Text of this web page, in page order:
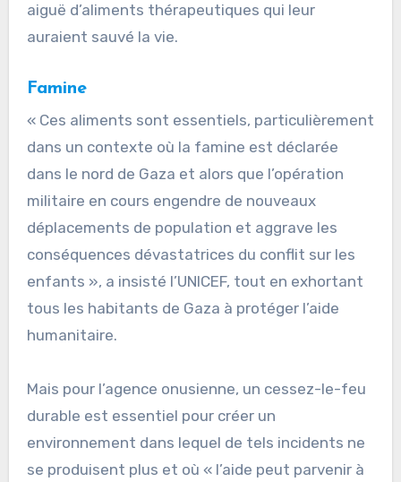
aiguë d’aliments thérapeutiques qui leur
auraient sauvé la vie.
Famine
« Ces aliments sont essentiels, particulièrement
dans un contexte où la famine est déclarée
dans le nord de Gaza et alors que l’opération
militaire en cours engendre de nouveaux
déplacements de population et aggrave les
conséquences dévastatrices du conflit sur les
enfants », a insisté l’UNICEF, tout en exhortant
tous les habitants de Gaza à protéger l’aide
humanitaire.
Mais pour l’agence onusienne, un cessez-le-feu
durable est essentiel pour créer un
environnement dans lequel de tels incidents ne
se produisent plus et où « l’aide peut parvenir à